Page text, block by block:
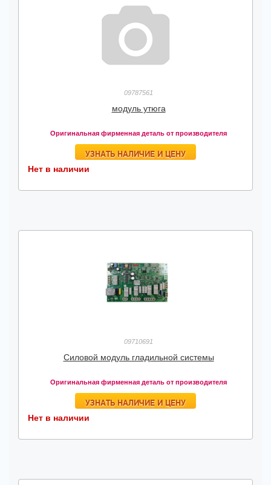
09787561
модуль утюга
Оригинальная фирменная деталь от производителя
УЗНАТЬ НАЛИЧИЕ И ЦЕНУ
Нет в наличии
09710691
Силовой модуль гладильной системы
Оригинальная фирменная деталь от производителя
УЗНАТЬ НАЛИЧИЕ И ЦЕНУ
Нет в наличии